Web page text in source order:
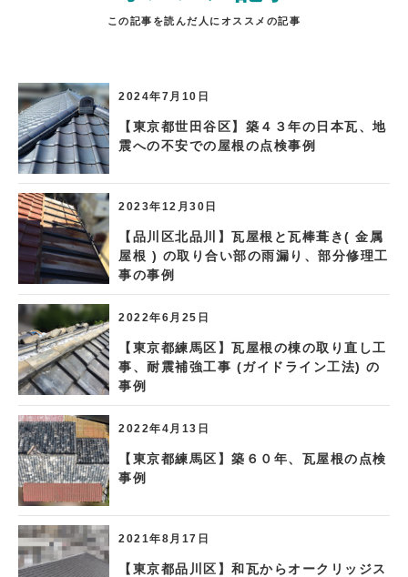
この記事を読んだ人にオススメの記事
2024年7月10日
【東京都世田谷区】築４３年の日本瓦、地
震への不安での屋根の点検事例
2023年12月30日
【品川区北品川】瓦屋根と瓦棒葺き( 金属
屋根 ) の取り合い部の雨漏り、部分修理工
事の事例
2022年6月25日
【東京都練馬区】瓦屋根の棟の取り直し工
事、耐震補強工事 (ガイドライン工法) の
事例
2022年4月13日
【東京都練馬区】築６０年、瓦屋根の点検
事例
2021年8月17日
【東京都品川区】和瓦からオークリッジス